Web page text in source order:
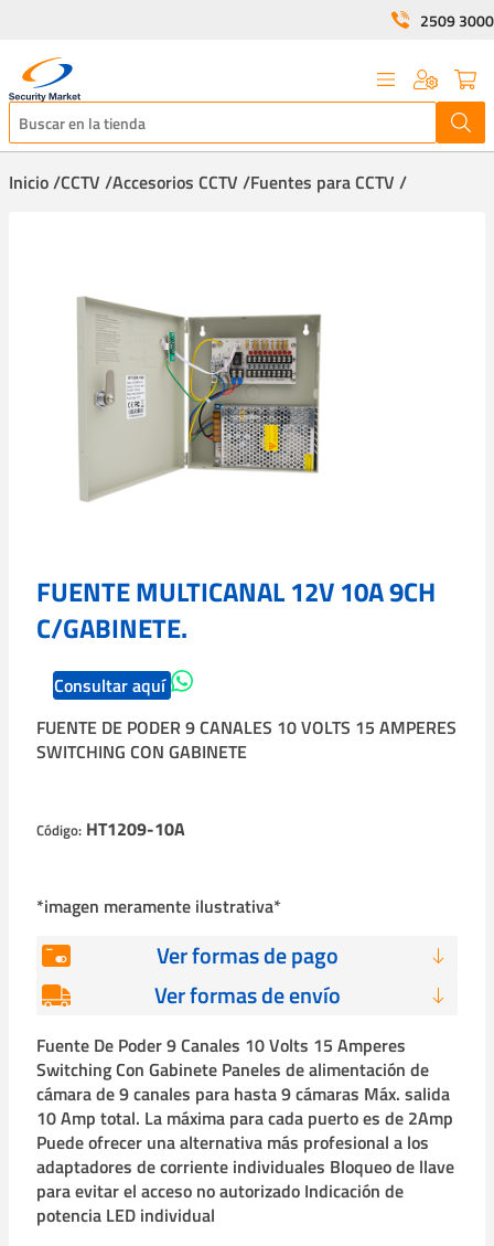
2509 3000
Inicio /CCTV /Accesorios CCTV /Fuentes para CCTV /
FUENTE MULTICANAL 12V 10A 9CH
C/GABINETE.
Consultar aquí
FUENTE DE PODER 9 CANALES 10 VOLTS 15 AMPERES
SWITCHING CON GABINETE
Código: HT1209-10A
*imagen meramente ilustrativa*
Ver formas de pago
Ver formas de envío
Fuente De Poder 9 Canales 10 Volts 15 Amperes
Switching Con Gabinete Paneles de alimentación de
cámara de 9 canales para hasta 9 cámaras Máx. salida
10 Amp total. La máxima para cada puerto es de 2Amp
Puede ofrecer una alternativa más profesional a los
adaptadores de corriente individuales Bloqueo de llave
para evitar el acceso no autorizado Indicación de
potencia LED individual